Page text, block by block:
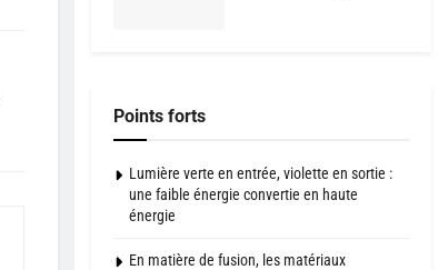
Points forts
Lumière verte en entrée, violette en sortie :
une faible énergie convertie en haute
énergie
En matière de fusion, les matériaux